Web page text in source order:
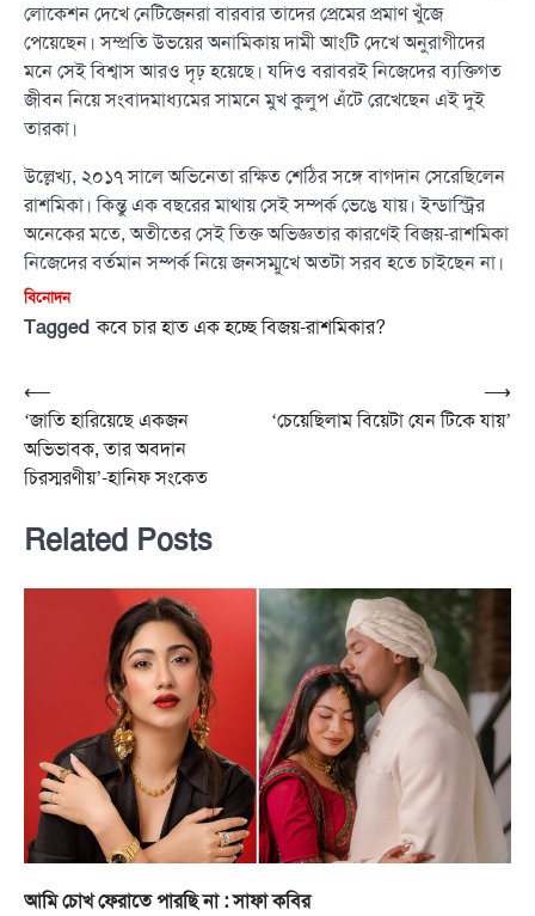
লোকেশন দেখে নেটিজেনরা বারবার তাদের প্রেমের প্রমাণ খুঁজে
পেয়েছেন। সম্প্রতি উভয়ের অনামিকায় দামী আংটি দেখে অনুরাগীদের
মনে সেই বিশ্বাস আরও দৃঢ় হয়েছে। যদিও বরাবরই নিজেদের ব্যক্তিগত
জীবন নিয়ে সংবাদমাধ্যমের সামনে মুখ কুলুপ এঁটে রেখেছেন এই দুই
তারকা।
উল্লেখ্য, ২০১৭ সালে অভিনেতা রক্ষিত শেঠির সঙ্গে বাগদান সেরেছিলেন
রাশমিকা। কিন্তু এক বছরের মাথায় সেই সম্পর্ক ভেঙে যায়। ইন্ডাস্ট্রির
অনেকের মতে, অতীতের সেই তিক্ত অভিজ্ঞতার কারণেই বিজয়-রাশমিকা
নিজেদের বর্তমান সম্পর্ক নিয়ে জনসম্মুখে অতটা সরব হতে চাইছেন না।
বিনোদন
Taggedকবে চার হাত এক হচ্ছে বিজয়-রাশমিকার?
Post
navigation
⟵
‘জাতি হারিয়েছে একজন
অভিভাবক, তার অবদান
চিরস্মরণীয়’-হানিফ সংকেত
‘চেয়েছিলাম বিয়েটা যেন টিকে যায়’
⟶
Related Posts
আমি চোখ ফেরাতে পারছি না : সাফা কবির